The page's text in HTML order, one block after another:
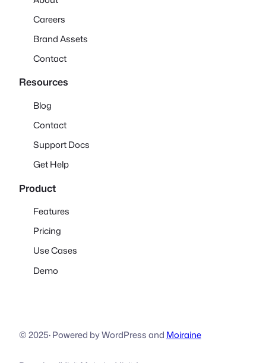
Careers
Brand Assets
Contact
Resources
Blog
Contact
Support Docs
Get Help
Product
Features
Pricing
Use Cases
Demo
© 2025·Powered by WordPress and Moiraine